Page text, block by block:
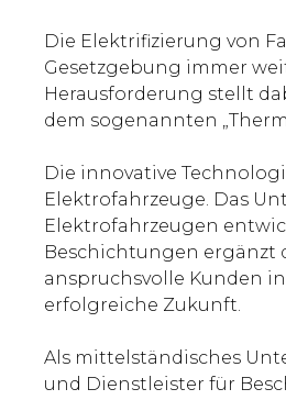
Die Elektrifizierung von
Gesetzgebung immer
Herausforderung stellt
dem sogenannten
Die innovative
Elektrofahrzeuge. Das
Elektrofahrzeugen
Beschichtungen ergänzt
anspruchsvolle Kunden
erfolgreiche Zukunft.
Als mittelständisches
und Dienstleister für